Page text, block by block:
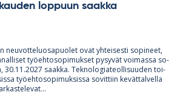
lop­puun saakka
neu­vot­te­luos­a­puo­let ovat yh­tei­sesti so­pi­neet,
työ­eh­to­so­pi­muk­set py­sy­vät voi­massa so­
30.11.2027 saakka. Tek­no­lo­gia­teol­li­suu­den toi­
työ­eh­to­so­pi­muk­sissa so­vit­tiin ke­vät­tal­vella